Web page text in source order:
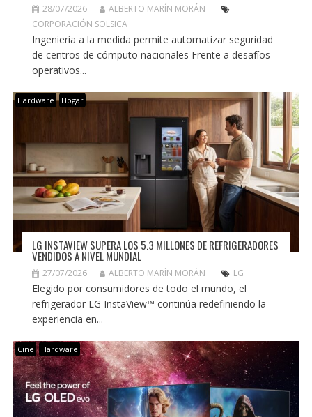
28/07/2026
ALBERTO MARÍN MORÁN
CORPORACIÓN SOLSICA
Ingeniería a la medida permite automatizar seguridad
de centros de cómputo nacionales Frente a desafíos
operativos...
Hardware Hogar
LG INSTAVIEW SUPERA LOS 5.3 MILLONES DE REFRIGERADORES
VENDIDOS A NIVEL MUNDIAL
27/07/2026 ALBERTO MARÍN MORÁN LG
Elegido por consumidores de todo el mundo, el
refrigerador LG InstaView™ continúa redefiniendo la
experiencia en...
Cine Hardware